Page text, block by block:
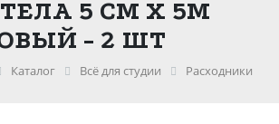
5 СМ Х 5М
- 2 ШТ
Каталог Всё для студии Расходники